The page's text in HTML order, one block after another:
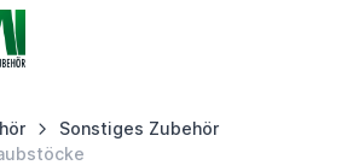
Sonstiges Zubehör